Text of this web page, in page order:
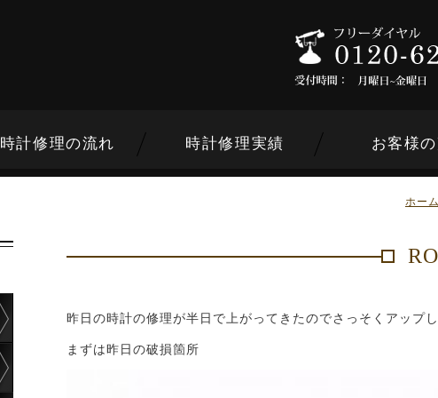
時計修理の流れ 時計修理実績 お客様
ホー
昨日の時計の修理が半日で上がってきたのでさっそくアップ
まずは昨日の破損箇所
修理内容から選ぶ